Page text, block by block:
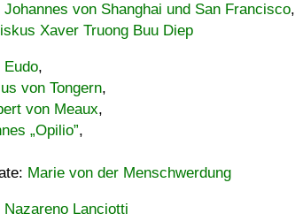
Johannes von Shanghai und San Francisco,
Xaver Truong Buu Diep
Eudo,
von Tongern,
von Meaux,
„Opilio”,
Marie von der Menschwerdung
Nazareno Lanciotti